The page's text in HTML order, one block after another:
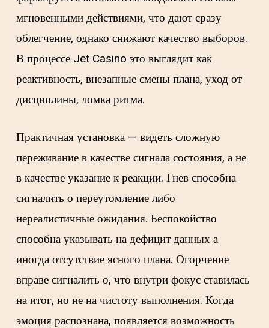
мгновенными действиями, что дают сразу
облегчение, однако снижают качество выборов.
В процессе Jet Casino это выглядит как
реактивность, внезапные смены плана, уход от
дисциплины, ломка ритма.
Практичная установка — видеть сложную
переживание в качестве сигнала состояния, а не
в качестве указание к реакции. Гнев способна
сигналить о переутомление либо
нереалистичные ожидания. Беспокойство
способна указывать на дефицит данных а
иногда отсутствие ясного плана. Огорчение
вправе сигналить о, что внутри фокус ставилась
на итог, но не на чистоту выполнения. Когда
эмоция распознана, появляется возможность